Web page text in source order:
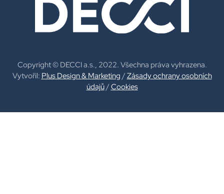
Copyright © DECCI a.s., 2022. Všechna práva vyhrazena.
Vytvořil: Plus Design & Marketing /Zásady ochrany osobních
údajů/Cookies